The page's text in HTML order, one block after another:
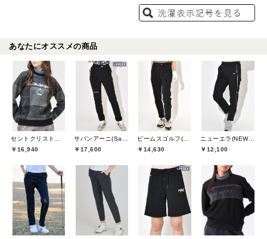
あなたにオススメの商品
￥16,940
￥17,600
￥14,630
ニューエラ(NEW ERA)
￥12,100